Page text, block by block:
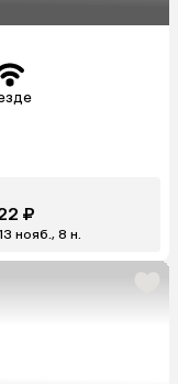
₽
нояб., 8 н.